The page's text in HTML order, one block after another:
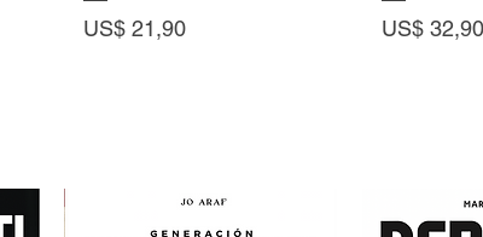
Precio
US$ 21,90
Precio
US$ 32,90